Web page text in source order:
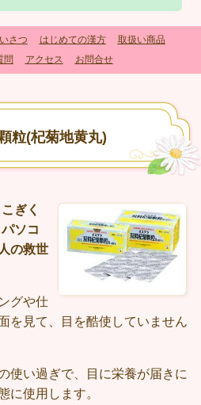
さつ はじめての漢方
取扱い商品
問
アクセス お問合せ
粒(杞菊地黄丸)
ぎく
パソコ
の救世
グや仕
を見て、目を酷使していません
使い過ぎで、目に栄養が届きに
い状態に使用します。